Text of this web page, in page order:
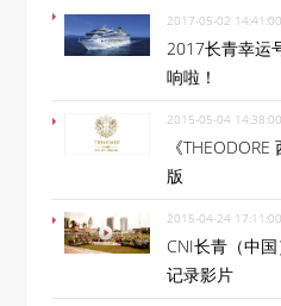
2017-05-02 14:41:00
2017长青幸运
响啦！
2015-05-04 14:38:00
《
版
2015-04-24 17:11:00
CNI长青（中
记录影片